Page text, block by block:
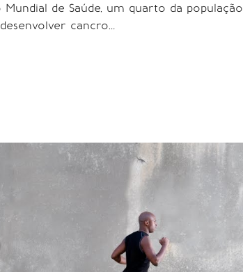
de Saúde, um quarto da população
cancro…